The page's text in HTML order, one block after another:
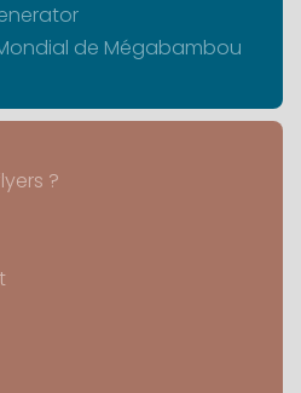
de Mégabambou
?